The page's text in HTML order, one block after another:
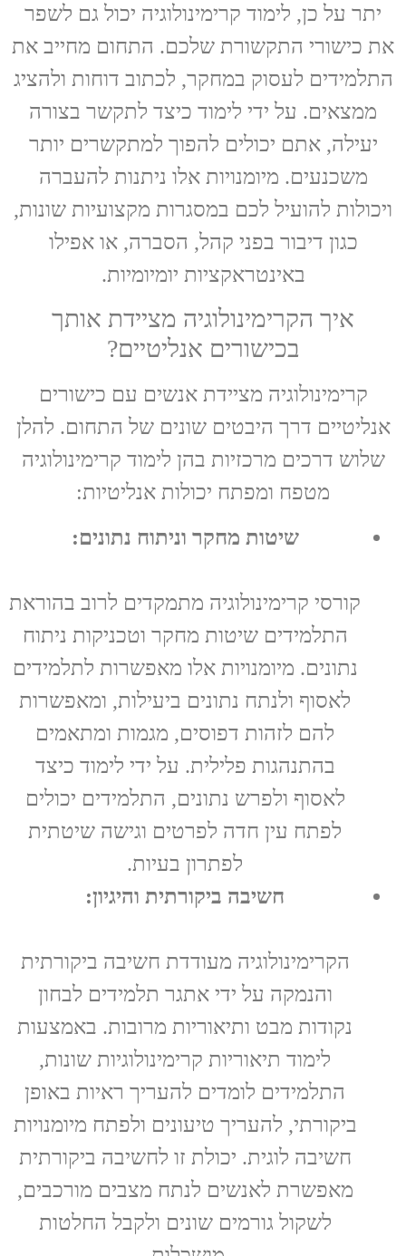
יתר על כן, לימוד קרימינולוגיה יכול גם לשפר
את כישורי התקשורת שלכם. התחום מחייב את
התלמידים לעסוק במחקר, לכתוב דוחות ולהציג
ממצאים. על ידי לימוד כיצד לתקשר בצורה
יעילה, אתם יכולים להפוך למתקשרים יותר
משכנעים. מיומנויות אלו ניתנות להעברה
ויכולות להועיל לכם במסגרות מקצועיות שונות,
כגון דיבור בפני קהל, הסברה, או אפילו
באינטראקציות יומיומיות.
איך הקרימינולוגיה מציידת אותך
בכישורים אנליטיים?
קרימינולוגיה מציידת אנשים עם כישורים
אנליטיים דרך היבטים שונים של התחום. להלן
שלוש דרכים מרכזיות בהן לימוד קרימינולוגיה
מטפח ומפתח יכולות אנליטיות:
שיטות מחקר וניתוח נתונים:
קורסי קרימינולוגיה מתמקדים לרוב בהוראת
התלמידים שיטות מחקר וטכניקות ניתוח
נתונים. מיומנויות אלו מאפשרות לתלמידים
לאסוף ולנתח נתונים ביעילות, ומאפשרות
להם לזהות דפוסים, מגמות ומתאמים
בהתנהגות פלילית. על ידי לימוד כיצד
לאסוף ולפרש נתונים, התלמידים יכולים
לפתח עין חדה לפרטים וגישה שיטתית
לפתרון בעיות.
חשיבה ביקורתית והיגיון:
הקרימינולוגיה מעודדת חשיבה ביקורתית
והנמקה על ידי אתגר תלמידים לבחון
נקודות מבט ותיאוריות מרובות. באמצעות
לימוד תיאוריות קרימינולוגיות שונות,
התלמידים לומדים להעריך ראיות באופן
ביקורתי, להעריך טיעונים ולפתח מיומנויות
חשיבה לוגית. יכולת זו לחשיבה ביקורתית
מאפשרת לאנשים לנתח מצבים מורכבים,
לשקול גורמים שונים ולקבל החלטות